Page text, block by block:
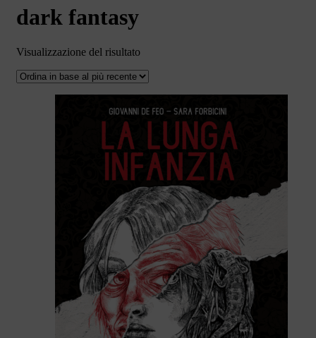
dark fantasy
Visualizzazione del risultato